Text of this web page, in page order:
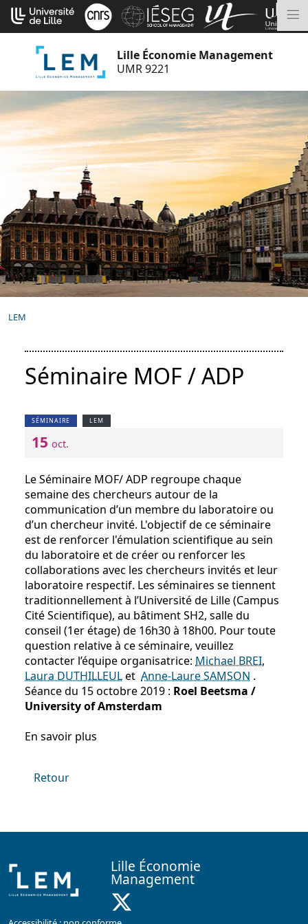
Aller
au
contenu
Lille Économie Management
UMR 9221
LEM
Séminaire MOF / ADP
SÉMINAIRE LEM
15 oct.
Le Séminaire MOF/ ADP regroupe chaque
semaine des chercheurs autour de la
communication d’un membre du laboratoire ou
d’un chercheur invité. L'objectif de ce séminaire
est de renforcer l'émulation scientifique au sein
du laboratoire et de créer ou renforcer les
collaborations avec les chercheurs invités et leur
laboratoire respectif. Les séminaires se tiennent
traditionnellement à l’Université de Lille (Campus
Cité Scientifique), au bâtiment SH2, salle du
conseil (1er étage) de 16h30 à 18h00. Pour toute
question relative à ce séminaire, veuillez
contacter l’équipe organisatrice: Michael BREI,
Laura DUTHILLEULet Anne-Laure SAMSON .
Séance du 15 octobre 2019 : Roel Beetsma /
University of Amsterdam
En savoir plus
Retour
Lille Économie
Management
Cookies management panel